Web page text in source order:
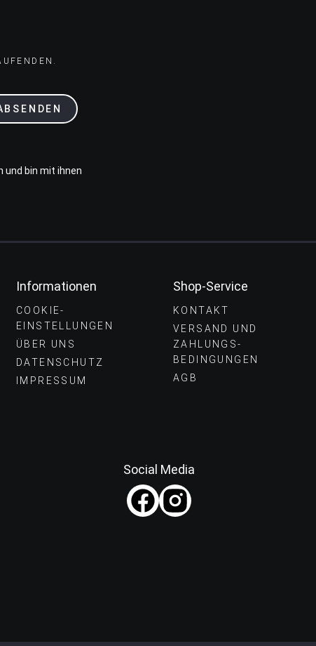
und bin mit ihnen
Informationen
COOKIE-
EINSTELLUNGEN
ÜBER UNS
DATENSCHUTZ
IMPRESSUM
Shop-Service
KONTAKT
VERSAND UND
ZAHLUNGS­
BEDINGUNGEN
AGB
Social Media